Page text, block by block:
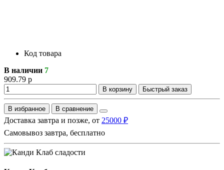
Код товара
В наличии 7
909.79 р
В корзину Быстрый заказ
В избранное В сравнение
Доставка завтра и позже, от 25000 ₽
Самовывоз завтра, бесплатно